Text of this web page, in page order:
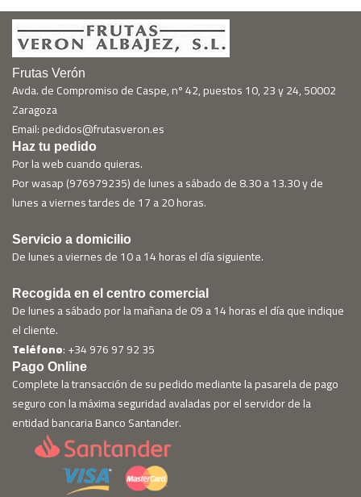
Frutas Verón
Avda. de Compromiso de Caspe, nº 42, puestos 10, 23 y 24, 50002
Zaragoza
Email: pedidos@frutasveron.es
Haz tu pedido
Por la web cuando quieras.
Por wasap (976979235) de lunes a sábado de 8.30 a 13.30 y de
lunes a viernes tardes de 17 a 20 horas.
Servicio a domicilio
De lunes a viernes de 10 a 14 horas el día siguiente.
Recogida en el centro comercial
De lunes a sábado por la mañana de 09 a 14 horas el día que indique
el cliente.
Teléfono: +34 976 97 92 35
Pago Online
Complete la transacción de su pedido mediante la pasarela de pago
seguro con la máxima seguridad avaladas por el servidor de la
entidad bancaria Banco Santander.